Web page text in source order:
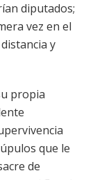
diputados;
vez en el
y
propia
que le
de